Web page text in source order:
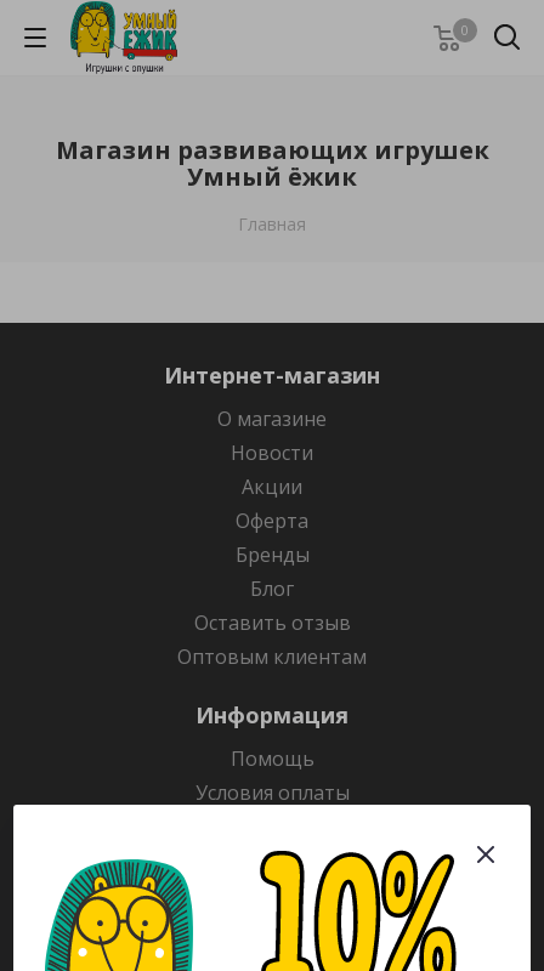
0
Магазин развивающих игрушек
Умный ёжик
Главная
Интернет-магазин
О магазине
Новости
Акции
Оферта
Бренды
Блог
Оставить отзыв
Оптовым клиентам
Информация
Помощь
Условия оплаты
Гарантия на товар
Раскраски
Рекламодателям